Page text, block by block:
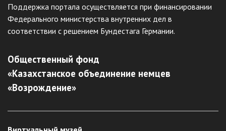
Поддержка портала осуществляется при финансировании
Федерального министерства внутренних дел в
соответствии с решением Бундестага Германии.
Общественный фонд
«Казахстанское объединение немцев
«Возрождение»